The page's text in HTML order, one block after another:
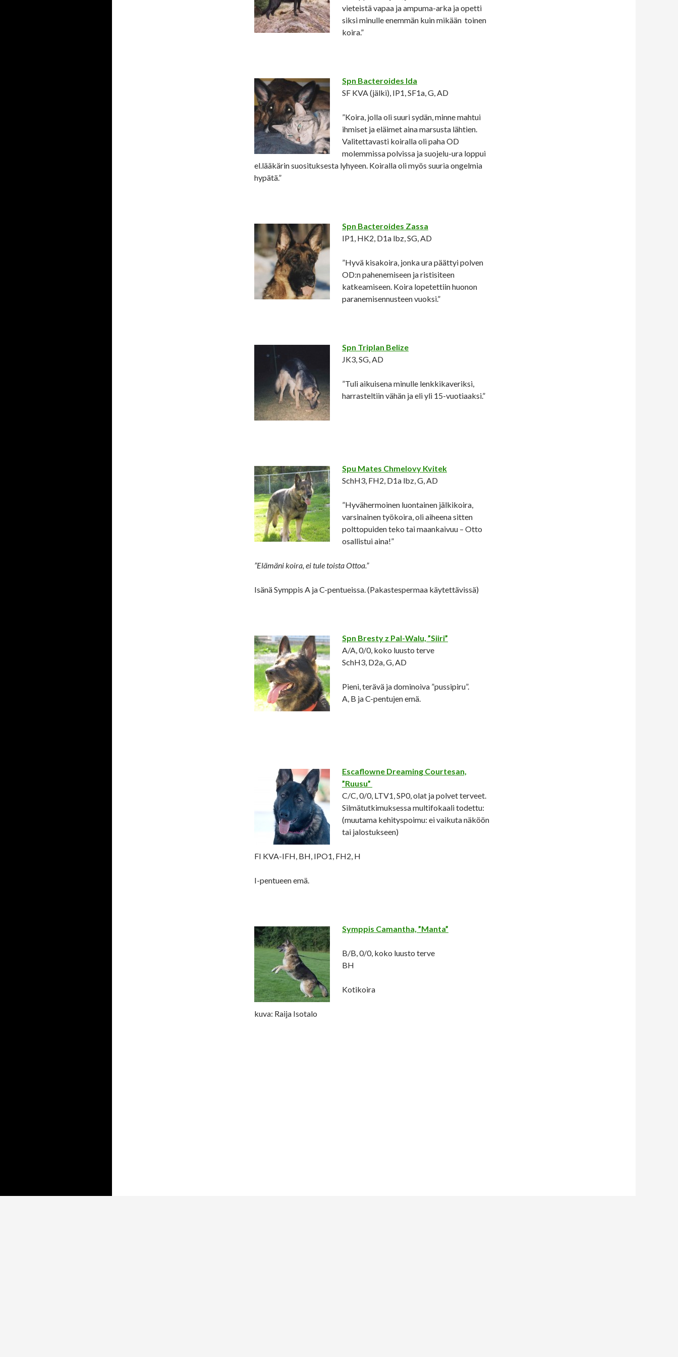
vieteistä vapaa ja ampuma-arka ja opetti
siksi minulle enemmän kuin mikään toinen
koira.”
Spn Bacteroides Ida
SF KVA (jälki), IP1, SF1a, G, AD
”Koira, jolla oli suuri sydän, minne mahtui
ihmiset ja eläimet aina marsusta lähtien.
Valitettavasti koiralla oli paha OD
molemmissa polvissa ja suojelu-ura loppui
el.lääkärin suosituksesta lyhyeen. Koiralla oli myös suuria ongelmia
hypätä.”
Spn Bacteroides Zassa
IP1, HK2, D1a lbz, SG, AD
”Hyvä kisakoira, jonka ura päättyi polven
OD:n pahenemiseen ja ristisiteen
katkeamiseen. Koira lopetettiin huonon
paranemisennusteen vuoksi.”
Spn Triplan Belize
JK3, SG, AD
”Tuli aikuisena minulle lenkkikaveriksi,
harrasteltiin vähän ja eli yli 15-vuotiaaksi.”
Spu Mates Chmelovy Kvitek
SchH3, FH2, D1a lbz, G, AD
”Hyvähermoinen luontainen jälkikoira,
varsinainen työkoira, oli aiheena sitten
polttopuiden teko tai maankaivuu – Otto
osallistui aina!”
”Elämäni koira, ei tule toista Ottoa.”
Isänä Symppis A ja C-pentueissa. (Pakastespermaa käytettävissä)
Spn Bresty z Pal-Walu, ”Siiri”
A/A, 0/0, koko luusto terve
SchH3, D2a, G, AD
Pieni, terävä ja dominoiva ”pussipiru”.
A, B ja C-pentujen emä.
Escaflowne Dreaming Courtesan,
”Ruusu”
C/C, 0/0, LTV1, SP0, olat ja polvet terveet.
Silmätutkimuksessa multifokaali todettu:
(muutama kehityspoimu: ei vaikuta näköön
tai jalostukseen)
FI KVA-IFH, BH, IPO1, FH2, H
I-pentueen emä.
Symppis Camantha, ”Manta”
B/B, 0/0, koko luusto terve
BH
Kotikoira
kuva: Raija Isotalo